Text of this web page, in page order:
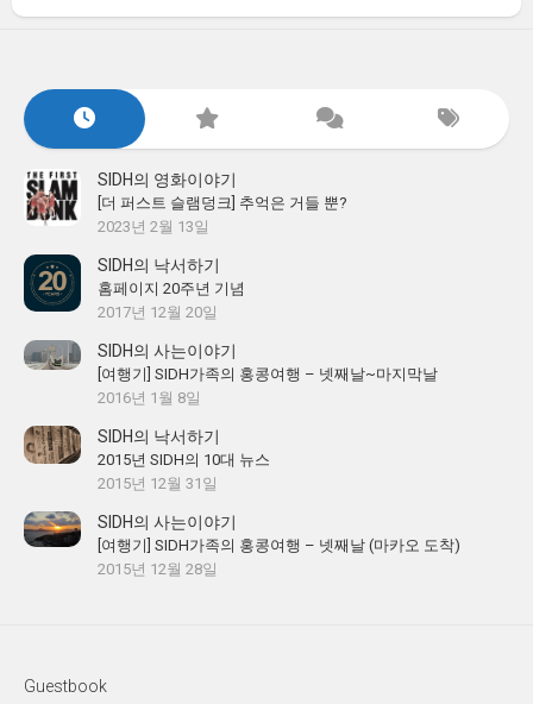
SIDH의 영화이야기
[더 퍼스트 슬램덩크] 추억은 거들 뿐?
2023년 2월 13일
SIDH의 낙서하기
홈페이지 20주년 기념
2017년 12월 20일
SIDH의 사는이야기
[여행기] SIDH가족의 홍콩여행 – 넷째날~마지막날
2016년 1월 8일
SIDH의 낙서하기
2015년 SIDH의 10대 뉴스
2015년 12월 31일
SIDH의 사는이야기
[여행기] SIDH가족의 홍콩여행 – 넷째날 (마카오 도착)
2015년 12월 28일
Guestbook